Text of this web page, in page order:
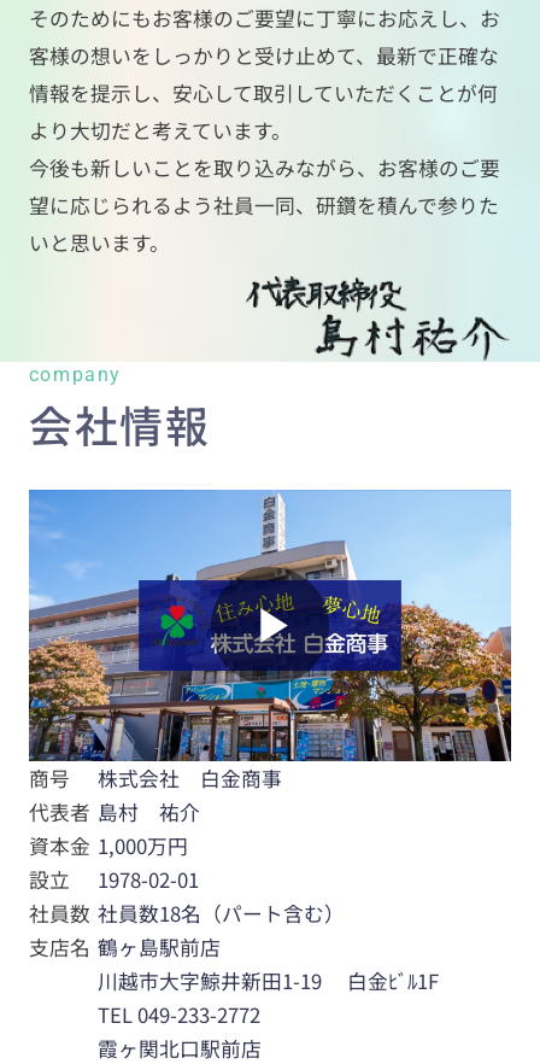
そのためにもお客様のご要望に丁寧にお応えし、お
客様の想いをしっかりと受け止めて、最新で正確な
情報を提示し、安心して取引していただくことが何
より大切だと考えています。
今後も新しいことを取り込みながら、お客様のご要
望に応じられるよう社員一同、研鑽を積んで参りた
いと思います。
company
会社情報
商号
株式会社 白金商事
代表者 島村 祐介
資本金 1,000万円
設立
1978-02-01
社員数 社員数18名（パート含む）
支店名 鶴ヶ島駅前店
川越市大字鯨井新田1-19 白金ﾋﾞﾙ1F
TEL 049-233-2772
霞ヶ関北口駅前店